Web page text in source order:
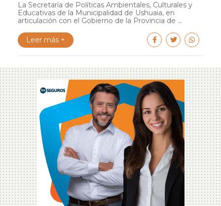
La Secretaría de Políticas Ambientales, Culturales y
Educativas de la Municipalidad de Ushuaia, en
articulación con el Gobierno de la Provincia de ...
Leer más +